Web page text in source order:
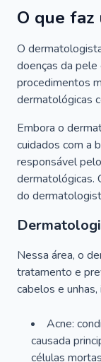
O que
O
doenças da pele
procedimentos
dermatológicas
Embora o
cuidados com a
responsável
dermatológicas.
do
Nessa área, o
tratamento e
cabelos e unhas,
Acne:
causada
células